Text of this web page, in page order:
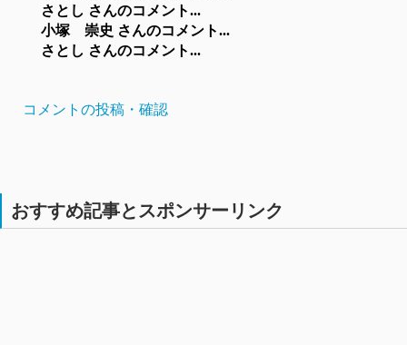
さとし さんのコメント...
小塚 崇史 さんのコメント...
さとし さんのコメント...
コメントの投稿・確認
おすすめ記事とスポンサーリンク